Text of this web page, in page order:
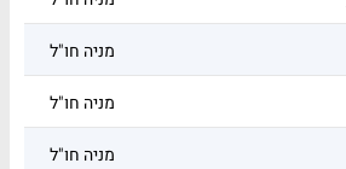
מניה חו"ל
מניה חו"ל
מניה חו"ל